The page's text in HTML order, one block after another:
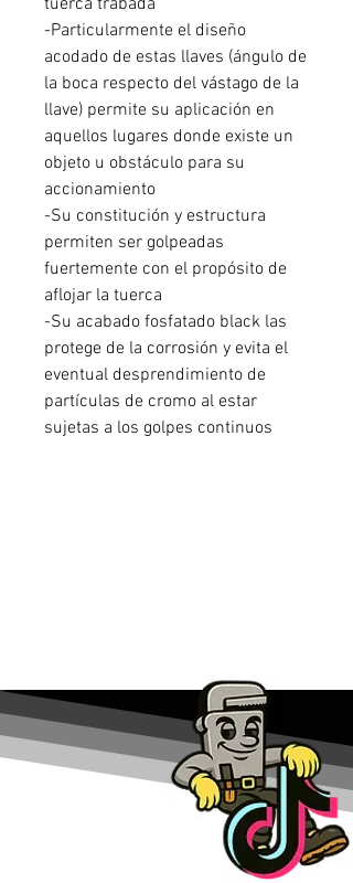
tuerca trabada
-Particularmente el diseño
acodado de estas llaves (ángulo de
la boca respecto del vástago de la
llave) permite su aplicación en
aquellos lugares donde existe un
objeto u obstáculo para su
accionamiento
-Su constitución y estructura
permiten ser golpeadas
fuertemente con el propósito de
aflojar la tuerca
-Su acabado fosfatado black las
protege de la corrosión y evita el
eventual desprendimiento de
partículas de cromo al estar
sujetas a los golpes continuos